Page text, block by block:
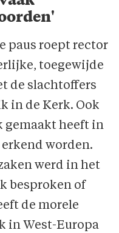
paus roept rector
toegewijde
de slachtoffers
in de Kerk. Ook
gemaakt heeft in
worden.
werd in het
besproken of
de morele
in West-Europa